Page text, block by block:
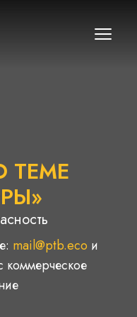
ТЕМЕ
mail@ptb.eco и
коммерческое